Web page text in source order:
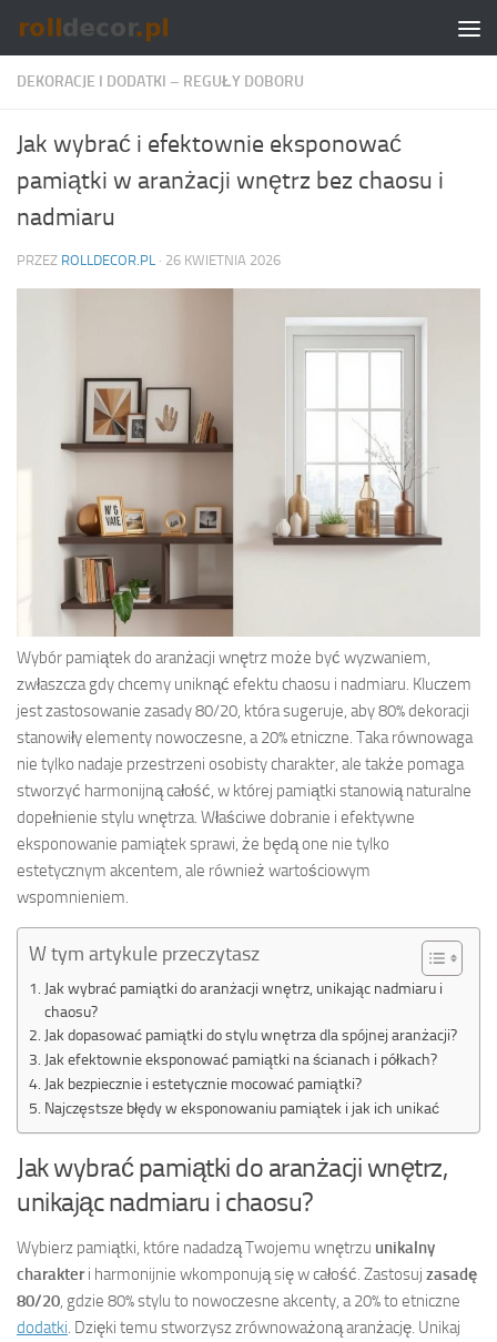
Skip to content
DEKORACJE I DODATKI – REGUŁY DOBORU
Jak wybrać i efektownie eksponować
pamiątki w aranżacji wnętrz bez chaosu i
nadmiaru
PRZEZ ROLLDECOR.PL · 26 KWIETNIA 2026
Wybór pamiątek do aranżacji wnętrz może być wyzwaniem,
zwłaszcza gdy chcemy uniknąć efektu chaosu i nadmiaru. Kluczem
jest zastosowanie zasady 80/20, która sugeruje, aby 80% dekoracji
stanowiły elementy nowoczesne, a 20% etniczne. Taka równowaga
nie tylko nadaje przestrzeni osobisty charakter, ale także pomaga
stworzyć harmonijną całość, w której pamiątki stanowią naturalne
dopełnienie stylu wnętrza. Właściwe dobranie i efektywne
eksponowanie pamiątek sprawi, że będą one nie tylko
estetycznym akcentem, ale również wartościowym
wspomnieniem.
W tym artykule przeczytasz
Jak wybrać pamiątki do aranżacji wnętrz, unikając nadmiaru i
chaosu?
Jak dopasować pamiątki do stylu wnętrza dla spójnej aranżacji?
Jak efektownie eksponować pamiątki na ścianach i półkach?
Jak bezpiecznie i estetycznie mocować pamiątki?
Najczęstsze błędy w eksponowaniu pamiątek i jak ich unikać
Jak wybrać pamiątki do aranżacji wnętrz,
unikając nadmiaru i chaosu?
Wybierz pamiątki, które nadadzą Twojemu wnętrzu unikalny
charakteri harmonijnie wkomponują się w całość. Zastosuj zasadę
80/20 , gdzie 80% stylu to nowoczesne akcenty, a 20% to etniczne
dodatki . Dzięki temu stworzysz zrównoważoną aranżację. Unikaj